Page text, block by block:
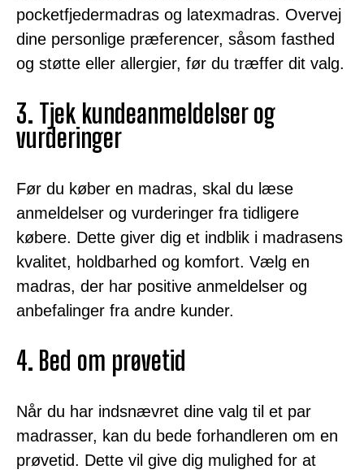
pocketfjedermadras og latexmadras. Overvej
dine personlige præferencer, såsom fasthed
og støtte eller allergier, før du træffer dit valg.
3. Tjek kundeanmeldelser og
vurderinger
Før du køber en madras, skal du læse
anmeldelser og vurderinger fra tidligere
købere. Dette giver dig et indblik i madrasens
kvalitet, holdbarhed og komfort. Vælg en
madras, der har positive anmeldelser og
anbefalinger fra andre kunder.
4. Bed om prøvetid
Når du har indsnævret dine valg til et par
madrasser, kan du bede forhandleren om en
prøvetid. Dette vil give dig mulighed for at